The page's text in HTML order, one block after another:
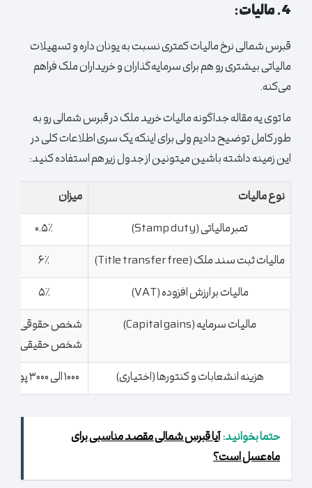
4. مالیات:
قبرس شمالی نرخ مالیات کمتری نسبت به یونان داره و تسهیلات
مالیاتی بیشتری رو هم برای سرمایه‌گذاران و خریداران ملک فراهم
می‌کنه.
ما توی یه مقاله جداگونه مالیات خرید ملک در قبرس شمالی رو به
طور کامل توضیح دادیم ولی برای اینکه یک سری اطلاعات کلی در
این زمینه داشته باشین میتونین از جدول زیر هم استفاده کنید:
نوع مالیات
میزان
تمبر مالیاتی (Stamp duty)
۰.۵٪
مالیات ثبت سند ملک (Title transfer free)
۶٪
مالیات بر ارزش افزوده (VAT)
۵٪
مالیات سرمایه (Capital gains)
شخص حقوقی: ۵٪
شخص حقیقی: ۳٪
هزینه انشعابات و کنتورها (اختیاری)
۱۰۰۰ الی ۳۰۰۰ پوند
حتما بخوانید:آیا قبرس شمالی مقصد مناسبی برای
ماه‌عسل است؟